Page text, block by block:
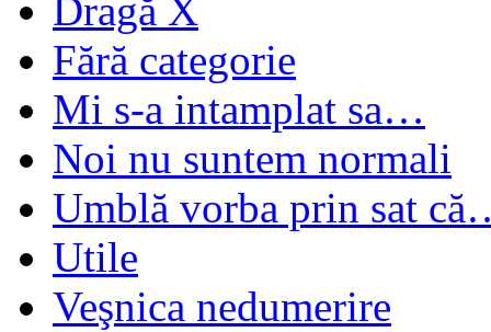
Dragă X
Fără categorie
Mi s-a intamplat sa…
Noi nu suntem normali
Umblă vorba prin sat
Utile
Veşnica nedumerire